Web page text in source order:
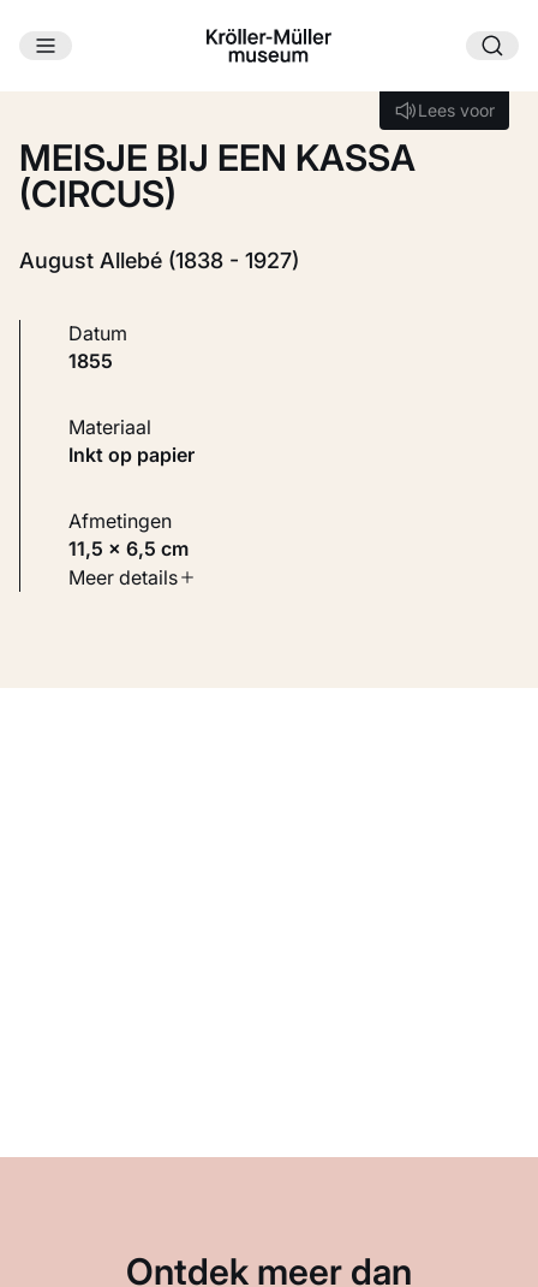
Ga naar hoofdinhoud
Lees voor
Lees voor
MEISJE BIJ EEN KASSA
(CIRCUS)
August Allebé (1838 - 1927)
Datum
1855
Materiaal
Inkt op papier
Afmetingen
11,5 × 6,5 cm
Soort werk
Meer details
Ontdek meer dan